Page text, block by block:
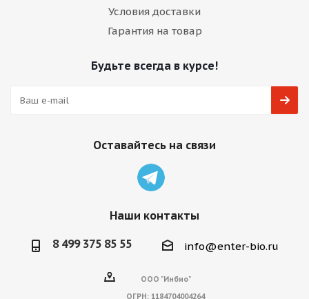
Условия доставки
Гарантия на товар
Будьте всегда в курсе!
Оставайтесь на связи
Наши контакты
8 499 375 85 55 info@enter-bio.ru
ООО "Инбио"
ОГРН: 1184704004264